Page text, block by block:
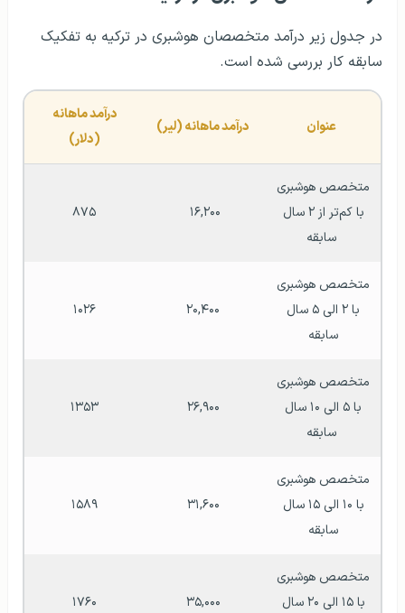
در جدول زیر درآمد متخصصان هوشبری در ترکیه به تفکیک
سابقه کار بررسی شده است.
عنوان درآمد ماهانه (لیر)
(دلار)
سابقه
۱۶,۲۰۰ ۸۷۵
سابقه
۲۰,۴۰۰ ۱۰۲۶
سابقه
۲۶,۹۰۰ ۱۳۵۳
سابقه
۳۱,۶۰۰ ۱۵۸۹
۳۵,۰۰۰ ۱۷۶۰